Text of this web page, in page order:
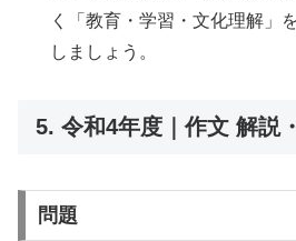
く「教育・学習・文化理解」
しましょう。
5. 令和4年度｜作文 解説
問題